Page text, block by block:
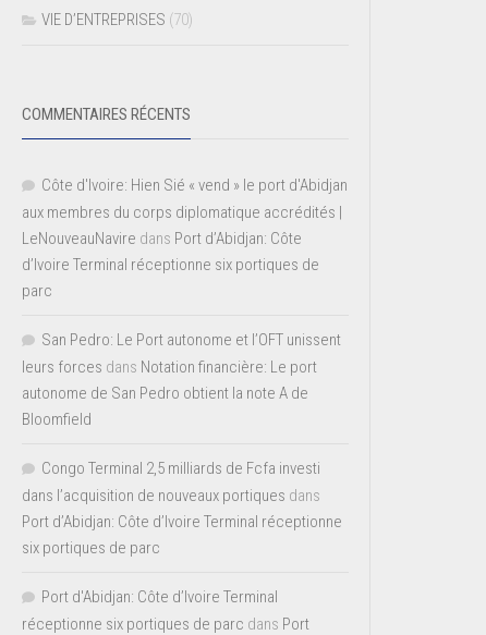
VIE D’ENTREPRISES (70)
COMMENTAIRES RÉCENTS
Côte d'Ivoire: Hien Sié « vend » le port d'Abidjan
aux membres du corps diplomatique accrédités |
LeNouveauNavire dans Port d’Abidjan: Côte
d’Ivoire Terminal réceptionne six portiques de
parc
San Pedro: Le Port autonome et l’OFT unissent
leurs forces dans Notation financière: Le port
autonome de San Pedro obtient la note A de
Bloomfield
Congo Terminal 2,5 milliards de Fcfa investi
dans l’acquisition de nouveaux portiques dans
Port d’Abidjan: Côte d’Ivoire Terminal réceptionne
six portiques de parc
Port d'Abidjan: Côte d’Ivoire Terminal
réceptionne six portiques de parc dans Port